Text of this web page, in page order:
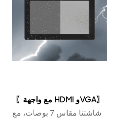
〖
مع واجهة HDMI وVGA〗
شاشتنا مقاس 7 بوصات، مع